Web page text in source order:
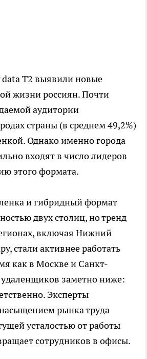
T2 выявили новые
жизни россиян. Почти
аудитории
страны (в среднем 49,2%)
Однако именно города
входят в число лидеров
этого формата.
и гибридный формат
двух столиц, но тренд
включая Нижний
стали активнее работать
как в Москве и Санкт-
удаленщиков заметно ниже:
Эксперты
рынка труда
усталостью от работы
сотрудников в офисы.